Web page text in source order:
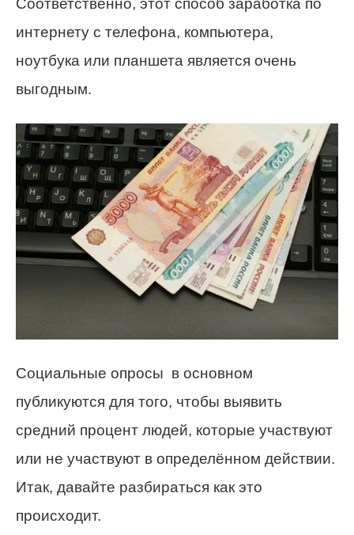
Соответственно, этот способ заработка по
интернету с телефона, компьютера,
ноутбука или планшета является очень
выгодным.
Социальные опросы в основном
публикуются для того, чтобы выявить
средний процент людей, которые участвуют
или не участвуют в определённом действии.
Итак, давайте разбираться как это
происходит.